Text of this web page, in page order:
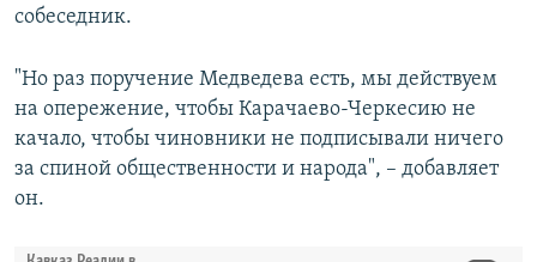
собеседник.
"Но раз поручение Медведева есть, мы действуем
на опережение, чтобы Карачаево-Черкесию не
качало, чтобы чиновники не подписывали ничего
за спиной общественности и народа", – добавляет
он.